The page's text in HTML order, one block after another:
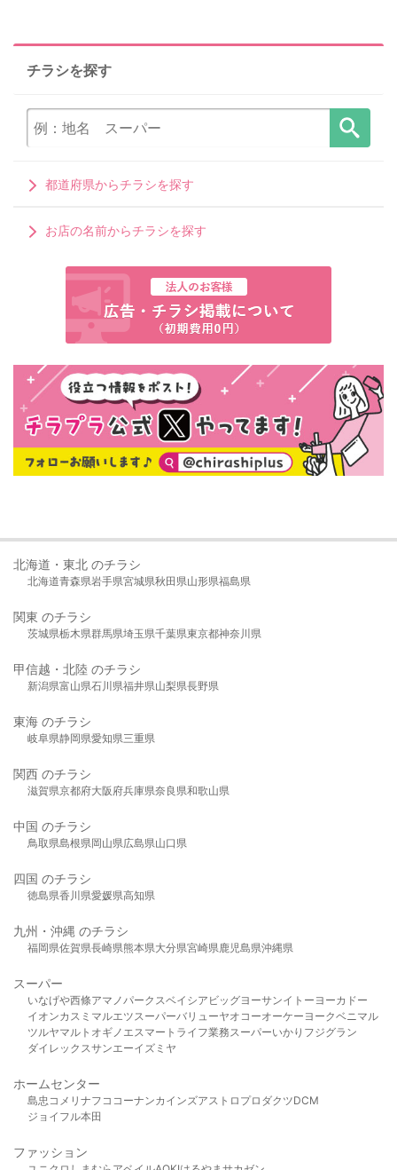
チラシを探す
都道府県からチラシを探す
お店の名前からチラシを探す
北海道・東北 のチラシ
北海道青森県岩手県宮城県秋田県山形県福島県
関東 のチラシ
茨城県栃木県群馬県埼玉県千葉県東京都神奈川県
甲信越・北陸 のチラシ
新潟県富山県石川県福井県山梨県長野県
東海 のチラシ
岐阜県静岡県愛知県三重県
関西 のチラシ
滋賀県京都府大阪府兵庫県奈良県和歌山県
中国 のチラシ
鳥取県島根県岡山県広島県山口県
四国 のチラシ
徳島県香川県愛媛県高知県
九州・沖縄 のチラシ
福岡県佐賀県長崎県熊本県大分県宮崎県鹿児島県沖縄県
スーパー
いなげや西條アマノパークスベイシア ビッグヨーサンイトーヨーカドー
イオンカスミ マルエツスーパーバリューヤオコーオーケー ヨークベニマル
ツルヤマルト オギノ エスマート ライフ業務スーパーいかり フジグラン
ダイレックスサンエーイズミヤ
ホームセンター
島忠 コメリ ナフコ コーナンカインズアストロプロダクツDCM
ジョイフル本田
ファッション